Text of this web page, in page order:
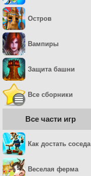
Остров
Вампиры
Защита башни
Все сборники
Все части игр
Как достать соседа
Веселая ферма